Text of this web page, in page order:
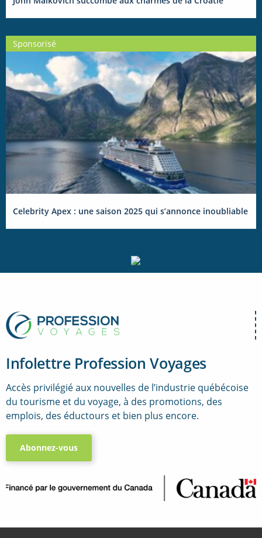
Sponsorisé
Celebrity Apex : une saison 2025 qui s’annonce inoubliable
Infolettre Profession Voyages
Accès privilégié aux nouvelles de l’industrie québécoise
du tourisme et du voyage, à des promotions, des
emplois, des éductours et bien plus encore.
Abonnez-vous